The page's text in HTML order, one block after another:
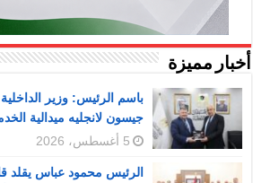
أخبار مميزة
باسم الرئيس: وزير
جيسون لانجليه ميدالية
5 أغسطس، 2026
الرئيس محمود عباس يقلد